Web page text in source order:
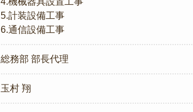
5.計装設備工事
6.通信設備工事
総務部 部長代理
玉村 翔